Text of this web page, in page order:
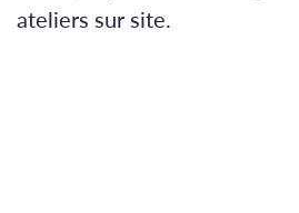
ateliers sur site.